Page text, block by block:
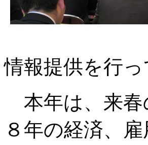
情報提供を行
本年は、来春
８年の経済、